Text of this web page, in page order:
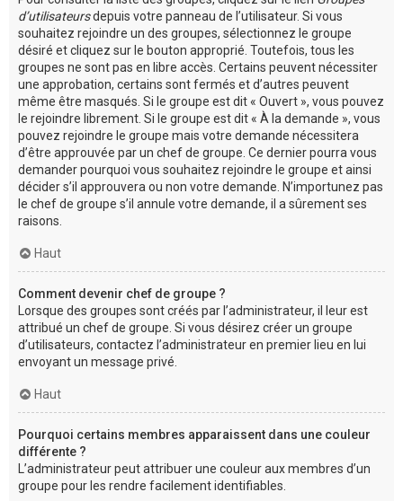
d’utilisateursdepuis votre panneau de l’utilisateur. Si vous
souhaitez rejoindre un des groupes, sélectionnez le groupe
désiré et cliquez sur le bouton approprié. Toutefois, tous les
groupes ne sont pas en libre accès. Certains peuvent nécessiter
une approbation, certains sont fermés et d’autres peuvent
même être masqués. Si le groupe est dit « Ouvert », vous pouvez
le rejoindre librement. Si le groupe est dit « À la demande », vous
pouvez rejoindre le groupe mais votre demande nécessitera
d’être approuvée par un chef de groupe. Ce dernier pourra vous
demander pourquoi vous souhaitez rejoindre le groupe et ainsi
décider s’il approuvera ou non votre demande. N’importunez pas
le chef de groupe s’il annule votre demande, il a sûrement ses
raisons.
Haut
Comment devenir chef de groupe ?
Lorsque des groupes sont créés par l’administrateur, il leur est
attribué un chef de groupe. Si vous désirez créer un groupe
d’utilisateurs, contactez l’administrateur en premier lieu en lui
envoyant un message privé.
Haut
Pourquoi certains membres apparaissent dans une couleur
différente ?
L’administrateur peut attribuer une couleur aux membres d’un
groupe pour les rendre facilement identifiables.